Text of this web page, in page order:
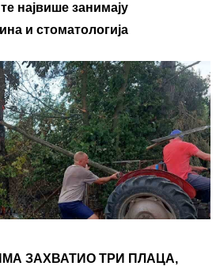
највише занимају
и стоматологија
ЗАХВАТИО ТРИ ПЛАЦА,